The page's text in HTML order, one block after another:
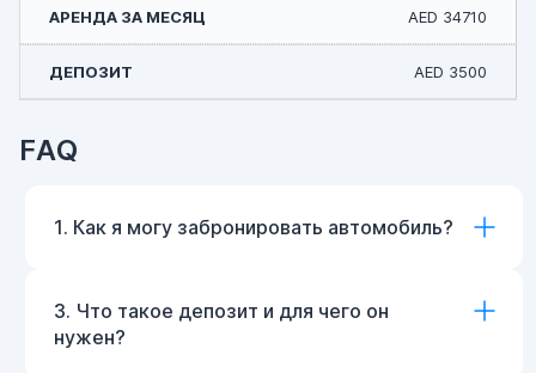
AED 34710
AED 3500
FAQ
1. Как я могу забронировать автомобиль?
3. Что такое депозит и для чего он
нужен?